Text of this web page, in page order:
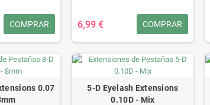
COMPRAR 6,99 € COMPRAR
0.07
5-D Eyelash Extensions
0.10D - Mix